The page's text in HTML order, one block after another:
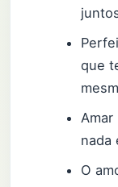
que
nada
O